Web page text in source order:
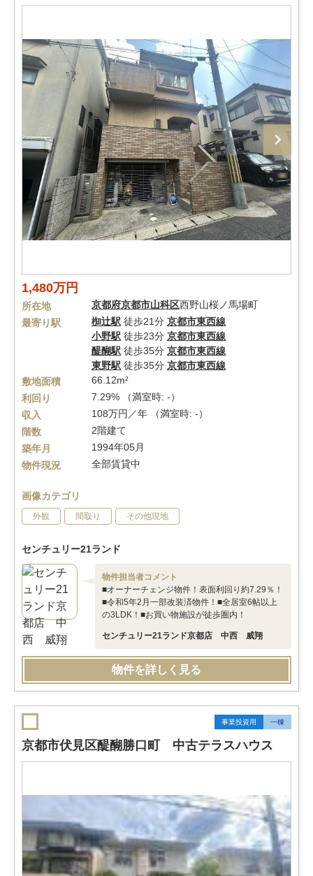
1,480万円
所在地 京都府京都市山科区西野山桜ノ馬場町
最寄り駅
椥辻駅 徒歩21分 京都市東西線
小野駅 徒歩23分 京都市東西線
醍醐駅 徒歩35分 京都市東西線
東野駅 徒歩35分 京都市東西線
敷地面積
66.12m²
利回り
7.29% （満室時: -）
収入
108万円／年 （満室時: -）
階数
2階建て
築年月
1994年05月
物件現況
全部賃貸中
画像カテゴリ
外観 間取り その他現地
センチュリー21ランド
物件担当者コメント
■オーナーチェンジ物件！表面利回り約7.29％！
■令和5年2月一部改装済物件！■全居室6帖以上
の3LDK！■お買い物施設が徒歩圏内！
センチュリー21ランド京都店 中西 威翔
物件を詳しく見る
事業投資用 一棟
京都市伏見区醍醐勝口町 中古テラスハウス